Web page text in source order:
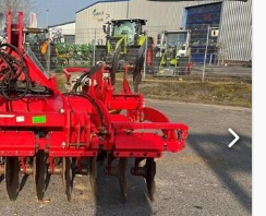
wiel voor de rotor
Rotor-aandrijving achter
Banden: 710/35R22.5
ISOBUS, PÖTTINGER
Aftakas